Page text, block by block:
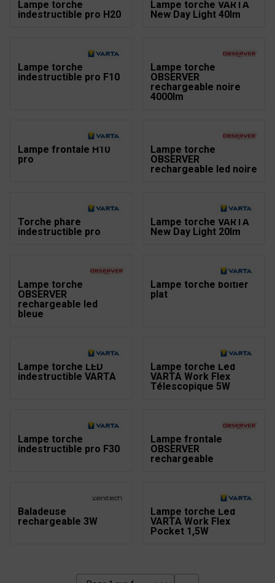
Lampe torche
indestructible pro H20
Lampe torche VARTA
New Day Light 40lm
Lampe torche
indestructible pro F10
Lampe torche
OBSERVER
rechargeable noire
4000lm
Lampe frontale H10
pro
Lampe torche
OBSERVER
rechargeable led noire
Torche phare
indestructible pro
Lampe torche VARTA
New Day Light 20lm
Lampe torche
OBSERVER
rechargeable led
bleue
Lampe torche boitier
plat
Lampe torche LED
indestructible VARTA
Lampe torche Led
VARTA Work Flex
Télescopique 5W
Lampe torche
indestructible pro F30
Lampe frontale
OBSERVER
rechargeable
Baladeuse
rechargeable 3W
Lampe torche Led
VARTA Work Flex
Pocket 1,5W